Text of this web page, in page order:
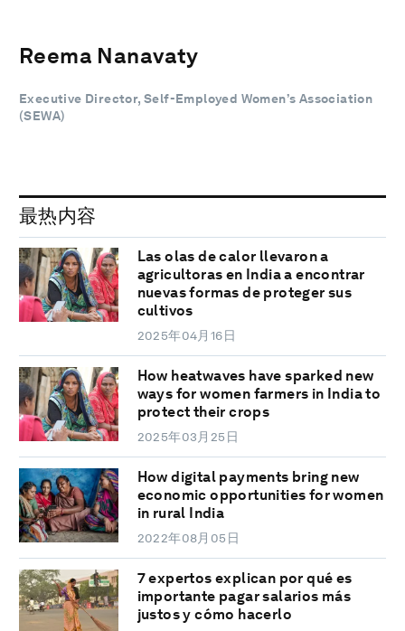
Reema Nanavaty
Executive Director, Self-Employed Women’s Association
(SEWA)
最热内容
Las olas de calor llevaron a
agricultoras en India a encontrar
nuevas formas de proteger sus
cultivos
2025年04月16日
How heatwaves have sparked new
ways for women farmers in India to
protect their crops
2025年03月25日
How digital payments bring new
economic opportunities for women
in rural India
2022年08月05日
7 expertos explican por qué es
importante pagar salarios más
justos y cómo hacerlo